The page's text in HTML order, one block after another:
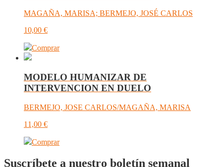
MAGAÑA, MARISA; BERMEJO, JOSÉ CARLOS
10,00 €
Comprar
MODELO HUMANIZAR DE
INTERVENCION EN DUELO
BERMEJO, JOSE CARLOS/MAGAÑA, MARISA
11,00 €
Comprar
Suscríbete a nuestro boletín semanal